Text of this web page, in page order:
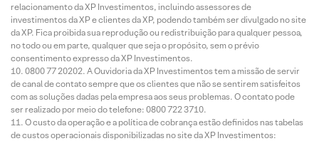
relacionamento da XP Investimentos, incluindo assessores de
investimentos da XP e clientes da XP, podendo também ser divulgado no site
da XP. Fica proibida sua reprodução ou redistribuição para qualquer pessoa,
no todo ou em parte, qualquer que seja o propósito, sem o prévio
consentimento expresso da XP Investimentos.
0800 77 20202. A Ouvidoria da XP Investimentos tem a missão de servir
de canal de contato sempre que os clientes que não se sentirem satisfeitos
com as soluções dadas pela empresa aos seus problemas. O contato pode
ser realizado por meio do telefone: 0800 722 3710.
O custo da operação e a política de cobrança estão definidos nas tabelas
de custos operacionais disponibilizadas no site da XP Investimentos: